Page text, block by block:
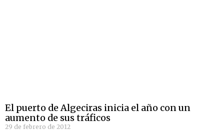
El puerto de Algeciras inicia el año con un
aumento de sus tráficos
29 de febrero de 2012